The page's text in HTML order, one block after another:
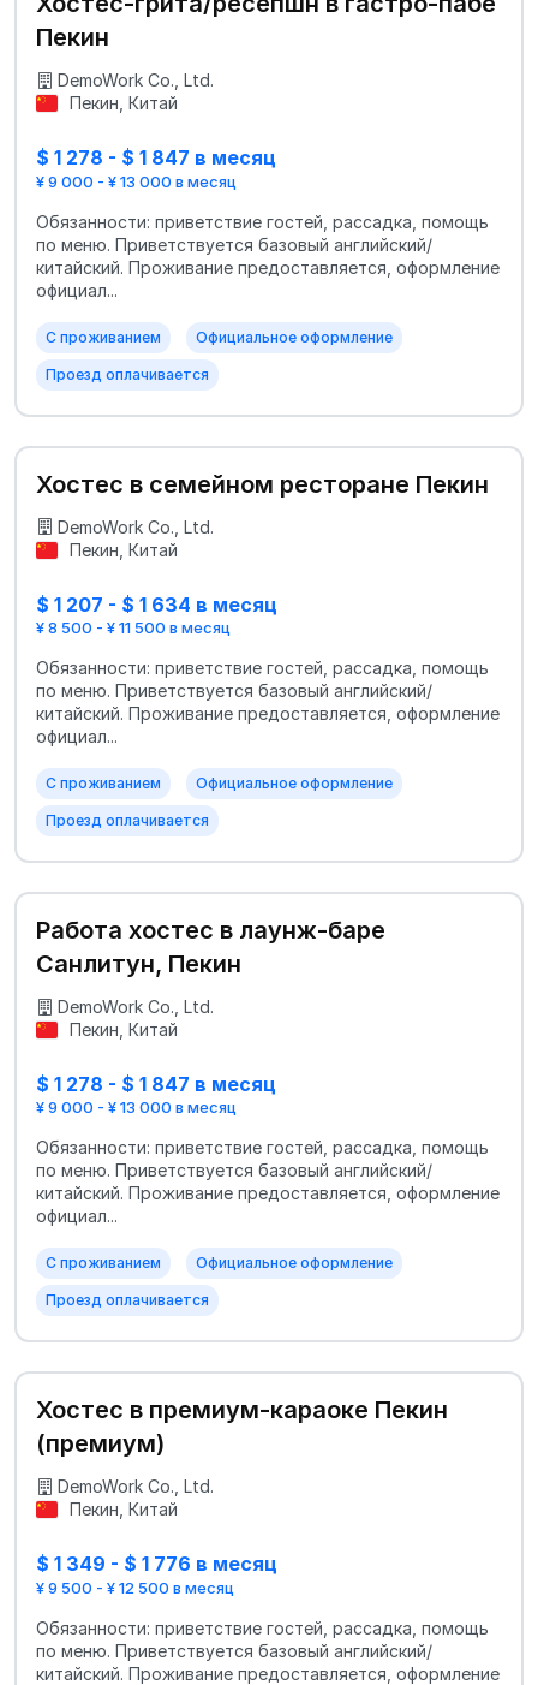
Пекин
DemoWork Co., Ltd.
Пекин, Китай
$ 1 278 - $ 1 847 в месяц
¥ 9 000 - ¥ 13 000 в месяц
Обязанности: приветствие гостей, рассадка, помощь
по меню. Приветствуется базовый английский/
китайский. Проживание предоставляется, оформление
официал...
С проживанием Официальное оформление
Проезд оплачивается
Хостес в семейном ресторане Пекин
DemoWork Co., Ltd.
Пекин, Китай
$ 1 207 - $ 1 634 в месяц
¥ 8 500 - ¥ 11 500 в месяц
Обязанности: приветствие гостей, рассадка, помощь
по меню. Приветствуется базовый английский/
китайский. Проживание предоставляется, оформление
официал...
С проживанием Официальное оформление
Проезд оплачивается
Работа хостес в лаунж-баре
Санлитун, Пекин
DemoWork Co., Ltd.
Пекин, Китай
$ 1 278 - $ 1 847 в месяц
¥ 9 000 - ¥ 13 000 в месяц
Обязанности: приветствие гостей, рассадка, помощь
по меню. Приветствуется базовый английский/
китайский. Проживание предоставляется, оформление
официал...
С проживанием Официальное оформление
Проезд оплачивается
Хостес в премиум-караоке Пекин
(премиум)
DemoWork Co., Ltd.
Пекин, Китай
$ 1 349 - $ 1 776 в месяц
¥ 9 500 - ¥ 12 500 в месяц
Обязанности: приветствие гостей, рассадка, помощь
по меню. Приветствуется базовый английский/
китайский. Проживание предоставляется, оформление